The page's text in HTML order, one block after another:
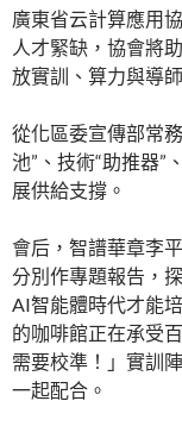
廣東省云計算應用
人才緊缺，協會將
放實訓、算力與導
從化區委宣傳部常
池”、技術“助推器”
展供給支撐。
會后，智譜華章李
分別作專題報告，
AI智能體時代才能
的咖啡館正在承受
需要校準！」實訓
一起配合。